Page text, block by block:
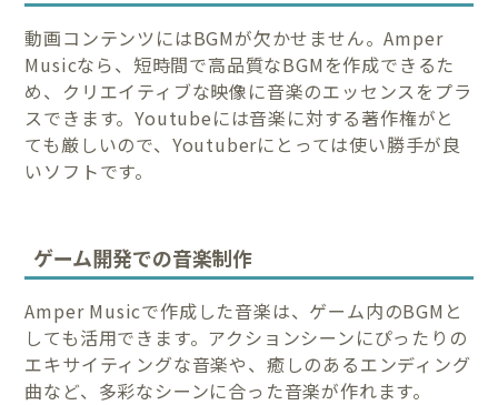
動画コンテンツにはBGMが欠かせません。Amper
Musicなら、短時間で高品質なBGMを作成できるた
め、クリエイティブな映像に音楽のエッセンスをプラ
スできます。Youtubeには音楽に対する著作権がと
ても厳しいので、Youtuberにとっては使い勝手が良
いソフトです。
ゲーム開発での音楽制作
Amper Musicで作成した音楽は、ゲーム内のBGMと
しても活用できます。アクションシーンにぴったりの
エキサイティングな音楽や、癒しのあるエンディング
曲など、多彩なシーンに合った音楽が作れます。